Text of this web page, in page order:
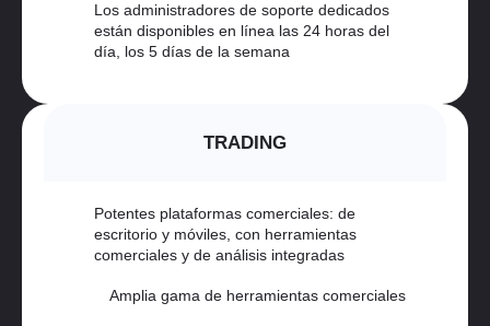
Los administradores de soporte dedicados
están disponibles en línea las 24 horas del
día, los 5 días de la semana
TRADING
Potentes plataformas comerciales: de
escritorio y móviles, con herramientas
comerciales y de análisis integradas
Amplia gama de herramientas comerciales